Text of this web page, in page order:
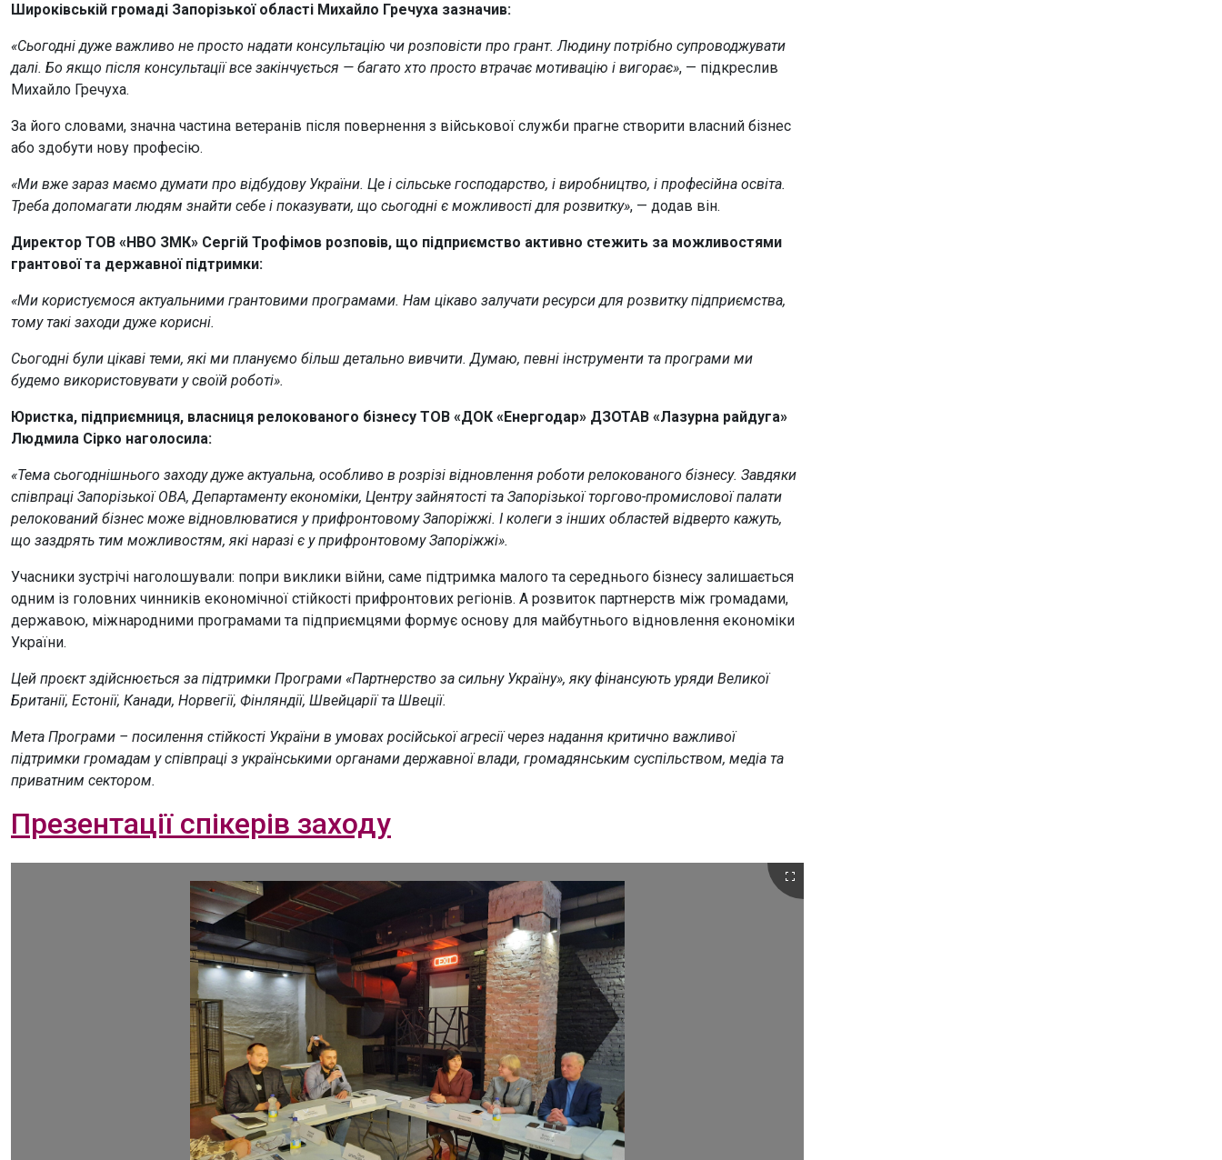
Широківській громаді Запорізької області Михайло Гречуха зазначив:
«Сьогодні дуже важливо не просто надати консультацію чи розповісти про грант. Людину потрібно супроводжувати
далі. Бо якщо після консультації все закінчується — багато хто просто втрачає мотивацію і вигорає», — підкреслив
Михайло Гречуха.
За його словами, значна частина ветеранів після повернення з військової служби прагне створити власний бізнес
або здобути нову професію.
«Ми вже зараз маємо думати про відбудову України. Це і сільське господарство, і виробництво, і професійна освіта.
Треба допомагати людям знайти себе і показувати, що сьогодні є можливості для розвитку», — додав він.
Директор ТОВ «НВО ЗМК» Сергій Трофімов розповів, що підприємство активно стежить за можливостями
грантової та державної підтримки:
«Ми користуємося актуальними грантовими програмами. Нам цікаво залучати ресурси для розвитку підприємства,
тому такі заходи дуже корисні.
Сьогодні були цікаві теми, які ми плануємо більш детально вивчити.Думаю, певні інструменти та програми ми
будемо використовувати у своїй роботі».
Юристка, підприємниця, власниця релокованого бізнесу ТОВ «ДОК «Енергодар» ДЗОТАВ «Лазурна райдуга»
Людмила Сірко наголосила:
«Тема сьогоднішнього заходу дуже актуальна, особливо в розрізі відновлення роботи релокованого бізнесу. Завдяки
співпраці Запорізької ОВА, Департаменту економіки, Центру зайнятості та Запорізької торгово-промислової палати
релокований бізнес може відновлюватися у прифронтовому Запоріжжі. І колеги з інших областей відверто кажуть,
що заздрять тим можливостям, які наразі є у прифронтовому Запоріжжі».
Учасники зустрічі наголошували: попри виклики війни, саме підтримка малого та середнього бізнесу залишається
одним із головних чинників економічної стійкості прифронтових регіонів. А розвиток партнерств між громадами,
державою, міжнародними програмами та підприємцями формує основу для майбутнього відновлення економіки
України.
Цей проєкт здійснюється за підтримки Програми «Партнерство за сильну Україну», яку фінансують уряди Великої
Британії, Естонії, Канади, Норвегії, Фінляндії, Швейцарії та Швеції.
Мета Програми – посилення стійкості України в умовах російської агресії через надання критично важливої
підтримки громадам у співпраці з українськими органами державної влади, громадянським суспільством, медіа та
приватним сектором.
Презентації спікерів заходу